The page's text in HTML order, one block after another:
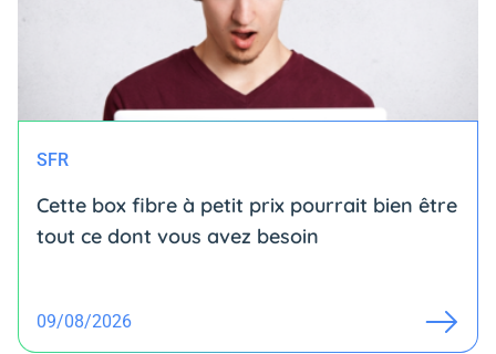
SFR
Cette box fibre à petit prix pourrait bien être
tout ce dont vous avez besoin
09/08/2026